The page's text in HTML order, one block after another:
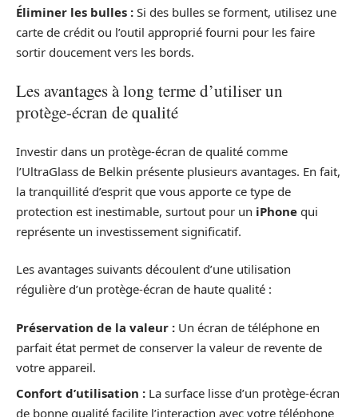
Éliminer les bulles : Si des bulles se forment, utilisez une
carte de crédit ou l’outil approprié fourni pour les faire
sortir doucement vers les bords.
Les avantages à long terme d’utiliser un
protège-écran de qualité
Investir dans un protège-écran de qualité comme
l’UltraGlass de Belkin présente plusieurs avantages. En fait,
la tranquillité d’esprit que vous apporte ce type de
protection est inestimable, surtout pour un iPhone qui
représente un investissement significatif.
Les avantages suivants découlent d’une utilisation
régulière d’un protège-écran de haute qualité :
Préservation de la valeur : Un écran de téléphone en
parfait état permet de conserver la valeur de revente de
votre appareil.
Confort d’utilisation : La surface lisse d’un protège-écran
de bonne qualité facilite l’interaction avec votre téléphone